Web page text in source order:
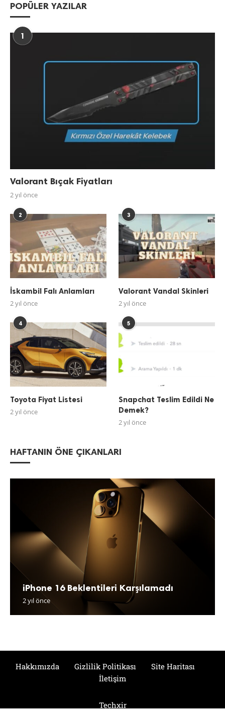
POPÜLER YAZILAR
1
Valorant Bıçak Fiyatları
2 yıl önce
2
İskambil Falı Anlamları
2 yıl önce
3
Valorant Vandal Skinleri
2 yıl önce
4
Toyota Fiyat Listesi
2 yıl önce
5
Snapchat Teslim Edildi Ne
Demek?
2 yıl önce
HAFTANIN ÖNE ÇIKANLARI
iPhone 16 Beklentileri Karşılamadı
2 yıl önce
Hakkımızda Gizlilik Politikası
Site Haritası
İletişim
Techxir